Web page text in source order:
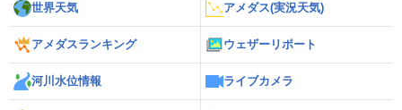
世界天気 アメダス(実況天気)
アメダスランキング ウェザーリポート
河川水位情報 ライブカメラ